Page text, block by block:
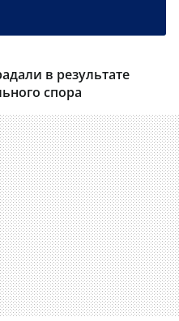
в результате
спора